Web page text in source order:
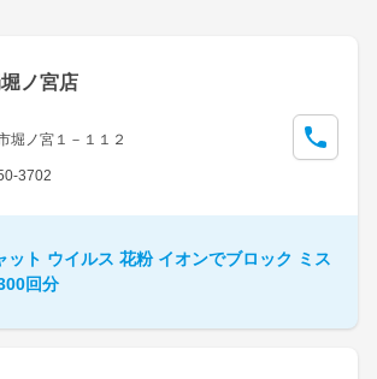
ノ宮店
堀ノ宮１－１１２
3702
ット ウイルス 花粉 イオンでブロック ミス
回分